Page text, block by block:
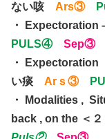
ない咳 Ars③
・
PULS④
Sep③
・
い痰 Arｓ③
・ Modalities ,
back , on the ＜